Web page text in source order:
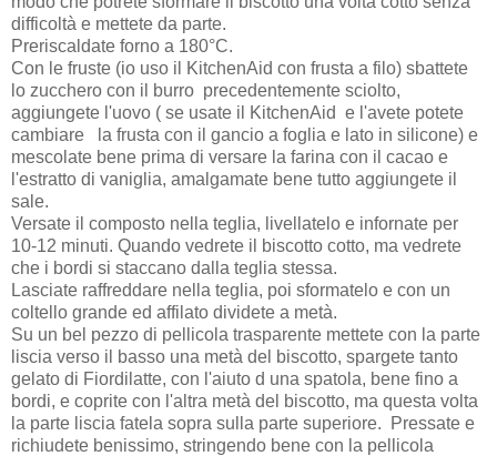
difficoltà e mettete da parte.
Preriscaldate forno a 180°C.
Con le fruste (io uso il KitchenAid con frusta a filo) sbattete
lo zucchero con il burro precedentemente sciolto,
aggiungete l'uovo ( se usate il KitchenAid e l'avete potete
cambiare la frusta con il gancio a foglia e lato in silicone) e
mescolate bene prima di versare la farina con il cacao e
l'estratto di vaniglia, amalgamate bene tutto aggiungete il
sale.
Versate il composto nella teglia, livellatelo e infornate per
10-12 minuti. Quando vedrete il biscotto cotto, ma vedrete
che i bordi si staccano dalla teglia stessa.
Lasciate raffreddare nella teglia, poi sformatelo e con un
coltello grande ed affilato dividete a metà.
Su un bel pezzo di pellicola trasparente mettete con la parte
liscia verso il basso una metà del biscotto, spargete tanto
gelato di Fiordilatte, con l'aiuto d una spatola, bene fino a
bordi, e coprite con l'altra metà del biscotto, ma questa volta
la parte liscia fatela sopra sulla parte superiore. Pressate e
richiudete benissimo, stringendo bene con la pellicola